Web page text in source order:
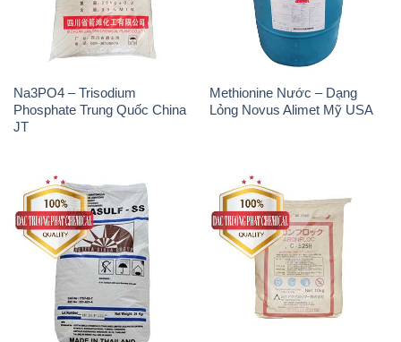
Na3PO4 – Trisodium
Phosphate Trung Quốc China
JT
Methionine Nước – Dạng
Lỏng Novus Alimet Mỹ USA